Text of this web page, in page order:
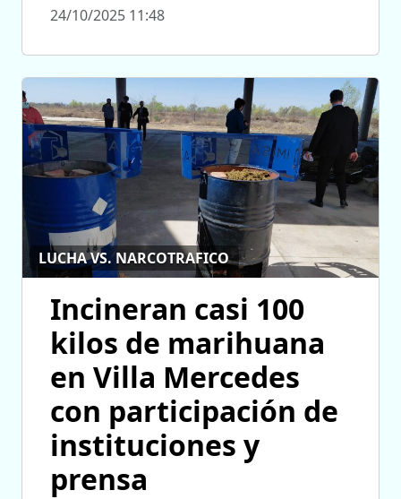
24/10/2025 11:48
LUCHA VS. NARCOTRAFICO
Incineran casi 100
kilos de marihuana
en Villa Mercedes
con participación de
instituciones y
prensa